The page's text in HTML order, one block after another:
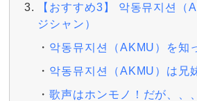
【おすすめ3】 악동뮤지션（
ジシャン）
악동뮤지션（AKMU）を知
악동뮤지션（AKMU）は兄
歌声はホンモノ！だが、、、